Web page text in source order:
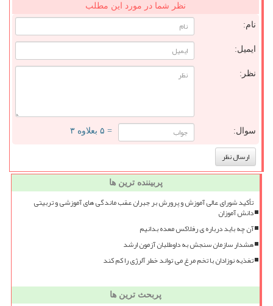
نظر شما در مورد این مطلب
نام:
ایمیل:
نظر:
سوال: = ۵ بعلاوه ۳
پربیننده ترین ها
تأکید شورای عالی آموزش و پرورش بر جبران عقب ماندگی های آموزشی و تربیتی
دانش آموزان
آن چه باید درباره ی رفلاکس معده بدانیم
هشدار سازمان سنجش به داوطلبان آزمون ارشد
تغذیه نوزادان با تخم مرغ می تواند خطر آلرژی را کم کند
پربحث ترین ها